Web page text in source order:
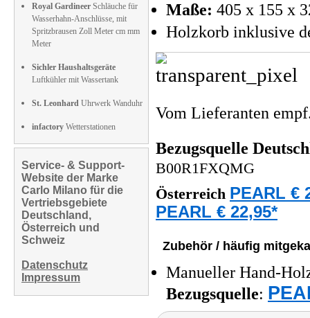
Royal Gardineer Schläuche für
Wasserhahn-Anschlüsse, mit
Spritzbrausen Zoll Meter cm mm
Meter
Sichler Haushaltsgeräte
Luftkühler mit Wassertank
St. Leonhard Uhrwerk Wanduhr
infactory Wetterstationen
Service- & Support-
Website der Marke
Carlo Milano für die
Vertriebsgebiete
Deutschland,
Österreich und
Schweiz
Datenschutz
Impressum
Maße: 405 x 155 x
Holzkorb inklusive
Vom Lieferanten
Bezugsquelle
B00R1FXQMG
Österreich PEARL €
PEARL € 22,95*
Zubehör / häufig
Manueller Hand-
Bezugsquelle: